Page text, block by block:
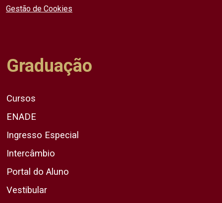
Gestão de Cookies
Graduação
Cursos
ENADE
Ingresso Especial
Intercâmbio
Portal do Aluno
Vestibular